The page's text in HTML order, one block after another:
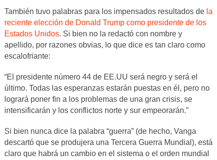
También tuvo palabras para los impensados resultados de la
reciente elección de Donald Trump como presidente de los
Estados Unidos. Si bien no la redactó con nombre y
apellido, por razones obvias, lo que dice es tan claro como
escalofriante:
“El presidente número 44 de EE.UU será negro y será el
último. Todas las esperanzas estarán puestas en él, pero no
logrará poner fin a los problemas de una gran crisis, se
intensificarán y los conflictos norte y sur empeorarán.”
Si bien nunca dice la palabra “guerra” (de hecho, Vanga
descartó que se produjera una Tercera Guerra Mundial), está
claro que habrá un cambio en el sistema o el orden mundial